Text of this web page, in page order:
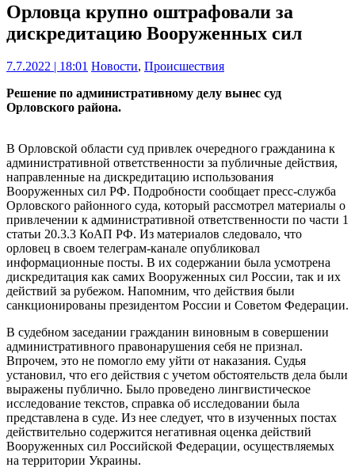
Орловца крупно оштрафовали за
дискредитацию Вооруженных сил
7.7.2022 | 18:01 Новости, Происшествия
Решение по административному делу вынес суд
Орловского района.
В Орловской области суд привлек очередного гражданина к
административной ответственности за публичные действия,
направленные на дискредитацию использования
Вооруженных сил РФ. Подробности сообщает пресс-служба
Орловского районного суда, который рассмотрел материалы о
привлечении к административной ответственности по части 1
статьи 20.3.3 КоАП РФ. Из материалов следовало, что
орловец в своем телеграм-канале опубликовал
информационные посты. В их содержании была усмотрена
дискредитация как самих Вооруженных сил России, так и их
действий за рубежом. Напомним, что действия были
санкционированы президентом России и Советом Федерации.
В судебном заседании гражданин виновным в совершении
административного правонарушения себя не признал.
Впрочем, это не помогло ему уйти от наказания. Судья
установил, что его действия с учетом обстоятельств дела были
выражены публично. Было проведено лингвистическое
исследование текстов, справка об исследовании была
представлена в суде. Из нее следует, что в изученных постах
действительно содержится негативная оценка действий
Вооруженных сил Российской Федерации, осуществляемых
на территории Украины.